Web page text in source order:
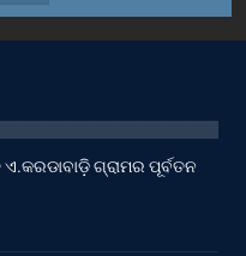
ଗ୍ରାମର ପୂର୍ବତନ